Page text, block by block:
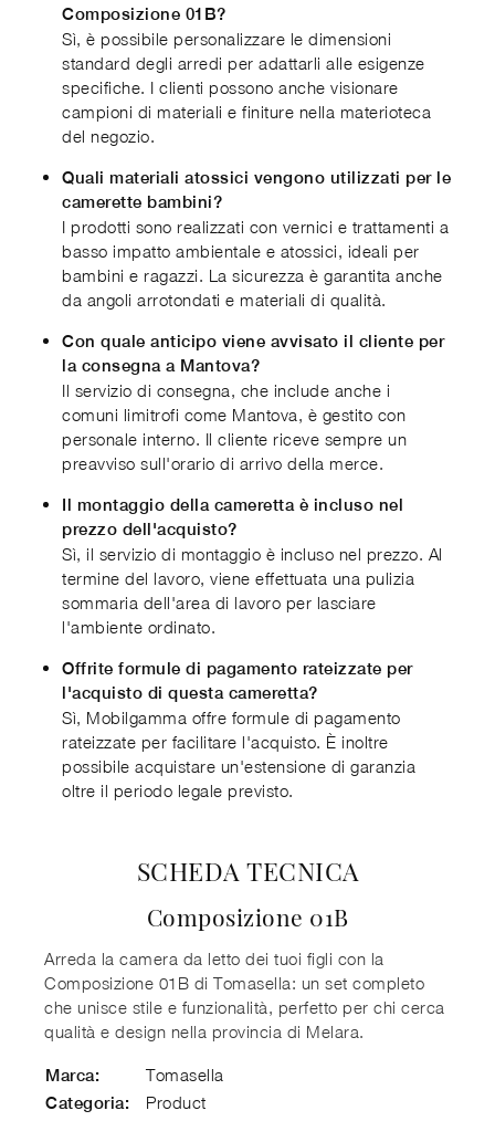
Composizione 01B?
Sì, è possibile personalizzare le dimensioni
standard degli arredi per adattarli alle esigenze
specifiche. I clienti possono anche visionare
campioni di materiali e finiture nella materioteca
del negozio.
Quali materiali atossici vengono utilizzati per le
camerette bambini?
I prodotti sono realizzati con vernici e trattamenti a
basso impatto ambientale e atossici, ideali per
bambini e ragazzi. La sicurezza è garantita anche
da angoli arrotondati e materiali di qualità.
Con quale anticipo viene avvisato il cliente per
la consegna a Mantova?
Il servizio di consegna, che include anche i
comuni limitrofi come Mantova, è gestito con
personale interno. Il cliente riceve sempre un
preavviso sull'orario di arrivo della merce.
Il montaggio della cameretta è incluso nel
prezzo dell'acquisto?
Sì, il servizio di montaggio è incluso nel prezzo. Al
termine del lavoro, viene effettuata una pulizia
sommaria dell'area di lavoro per lasciare
l'ambiente ordinato.
Offrite formule di pagamento rateizzate per
l'acquisto di questa cameretta?
Sì, Mobilgamma offre formule di pagamento
rateizzate per facilitare l'acquisto. È inoltre
possibile acquistare un'estensione di garanzia
oltre il periodo legale previsto.
SCHEDA TECNICA
Composizione 01B
Arreda la camera da letto dei tuoi figli con la
Composizione 01B di Tomasella: un set completo
che unisce stile e funzionalità, perfetto per chi cerca
qualità e design nella provincia di Melara.
Marca: Tomasella
Categoria: Product